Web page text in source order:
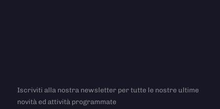
Iscriviti alla nostra newsletter per tutte le nostre ultime
novità ed attività programmate